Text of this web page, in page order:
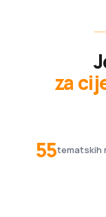
za
55tematskih